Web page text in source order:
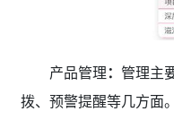
产品管理： 管理主
拨、预警提醒等几方面